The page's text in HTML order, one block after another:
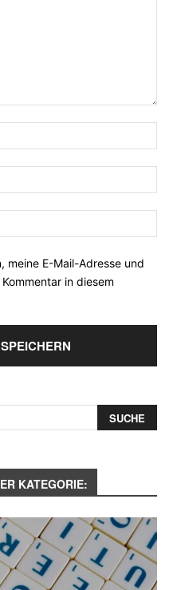
meine E-Mail-Adresse und
in diesem
KATEGORIE: